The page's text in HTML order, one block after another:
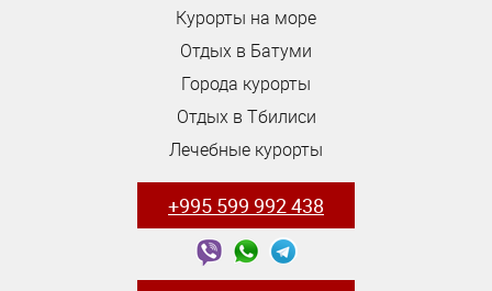
Курорты на море
Отдых в Батуми
Города курорты
Отдых в Тбилиси
Лечебные курорты
+995 599 992 438